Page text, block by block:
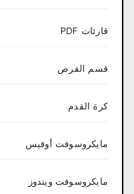
قارئات PDF
قسم القرص
كرة القدم
مايكروسوفت أوفيس
مايكروسوفت ويندوز